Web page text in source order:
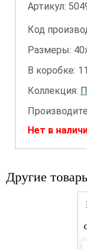
Артикул:
Код
Размеры:
В коробке:
Коллекция:
Нет в
Другие